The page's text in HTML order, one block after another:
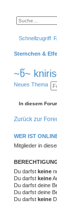
Schnellzugriff
Sternchen &
~წ~
Neues Thema S
u
h
E
r
e
e
e
S
u
h
In diesem
Zurück zur
WER IST
Mitglieder in
Du darfst keine
Du darfst keine
Du darfst deine
Du darfst deine
Du darfst keine